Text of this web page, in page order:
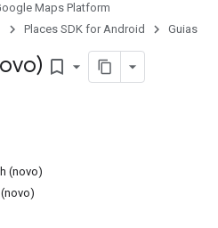
Maps Platform
Places SDK for Android Guias
bookmark_border
(novo)